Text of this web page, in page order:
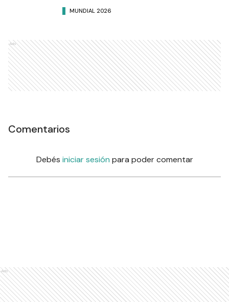
MUNDIAL 2026
Ads
Comentarios
Debés iniciar sesión para poder comentar
Ads